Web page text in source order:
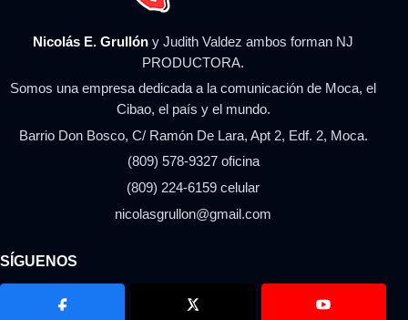
Nicolás E. Grullón y Judith Valdez ambos forman NJ
PRODUCTORA.
Somos una empresa dedicada a la comunicación de Moca, el
Cibao, el país y el mundo.
Barrio Don Bosco, C/ Ramón De Lara, Apt 2, Edf. 2, Moca.
(809) 578-9327 oficina
(809) 224-6159 celular
nicolasgrullon@gmail.com
SÍGUENOS